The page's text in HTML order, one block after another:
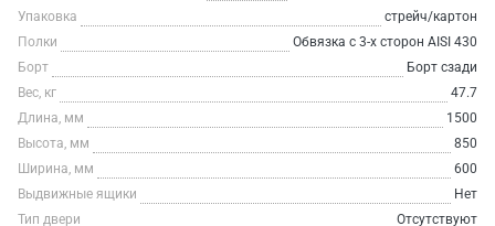
Упаковка
стрейч/картон
Полки
Обвязка с 3-х сторон AISI 430
Борт
Борт сзади
Вес, кг
47.7
Длина, мм
1500
Высота, мм
850
Ширина, мм
600
Выдвижные ящики
Нет
Тип двери
Отсутствуют